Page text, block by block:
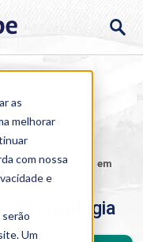
as
melhorar
com nossa
e
Um
>Especialização em